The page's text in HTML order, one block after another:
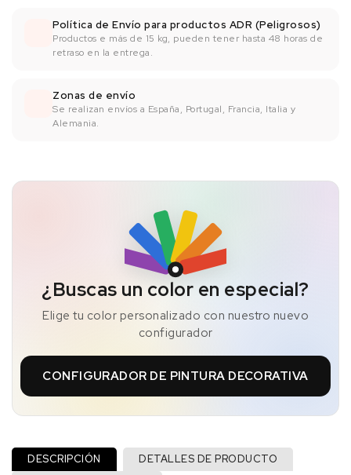
Política de Envío para productos ADR (Peligrosos)
Productos e más de 15 kg, pueden tener hasta 48 horas de
retraso en la entrega.
Zonas de envío
Se realizan envíos a España, Portugal, Francia, Italia y
Alemania.
¿Buscas un color en especial?
Elige tu color personalizado con nuestro nuevo
configurador
CONFIGURADOR DE PINTURA DECORATIVA
DESCRIPCIÓN
DETALLES DE PRODUCTO